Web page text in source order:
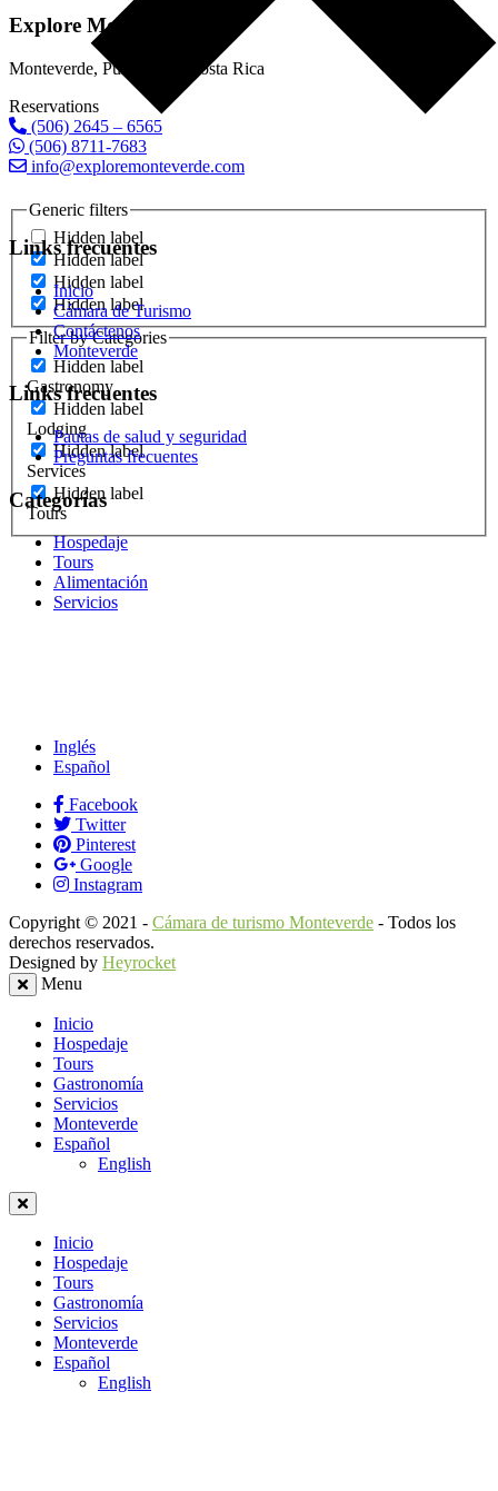
Generic filters
Hidden label
Hidden label
Hidden label
Hidden label
Filter by Categories
Hidden label
Gastronomy
Hidden label
Lodging
Hidden label
Services
Hidden label
Tours
Explore Monteverde
Monteverde, Puntarenas, Costa Rica
Reservations
(506) 2645 – 6565
(506) 8711-7683
info@exploremonteverde.com
Links frecuentes
Inicio
Cámara de Turismo
Contáctenos
Monteverde
Links frecuentes
Pautas de salud y seguridad
Preguntas frecuentes
Categorías
Hospedaje
Tours
Alimentación
Servicios
Inglés
Español
Facebook
Twitter
Pinterest
Google
Instagram
Copyright © 2021 - Cámara de turismo Monteverde - Todos los
derechos reservados.
Designed by Heyrocket
Menu
Inicio
Hospedaje
Tours
Gastronomía
Servicios
Monteverde
Español
English
Inicio
Hospedaje
Tours
Gastronomía
Servicios
Monteverde
Español
English